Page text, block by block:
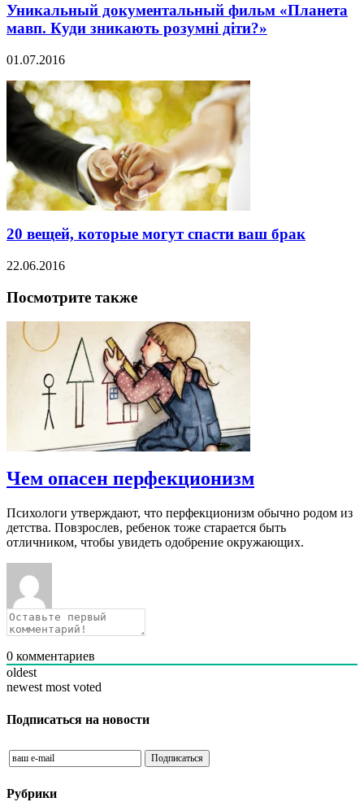
Уникальный документальный фильм «Планета
мавп. Куди зникають розумні діти?»
01.07.2016
20 вещей, которые могут спасти ваш брак
22.06.2016
Посмотрите также
Чем опасен перфекционизм
Психологи утверждают, что перфекционизм обычно родом из
детства. Повзрослев, ребенок тоже старается быть
отличником, чтобы увидеть одобрение окружающих.
0 комментариев
oldest
newest most voted
Подписаться на новости
Рубрики